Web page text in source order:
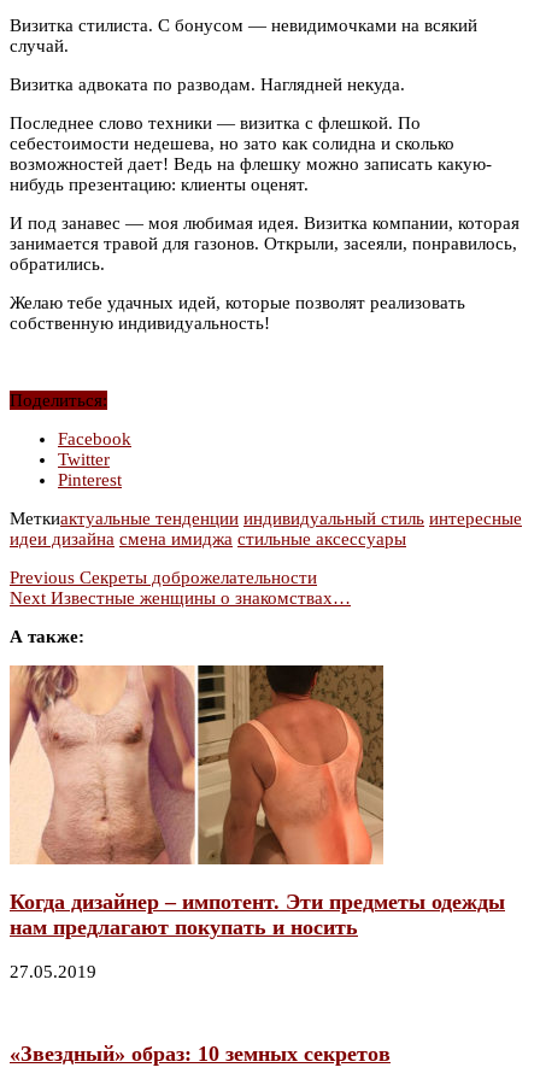
Визитка стилиста. С бонусом — невидимочками на всякий
случай.
Визитка адвоката по разводам. Наглядней некуда.
Последнее слово техники — визитка с флешкой. По
себестоимости недешева, но зато как солидна и сколько
возможностей дает! Ведь на флешку можно записать какую-
нибудь презентацию: клиенты оценят.
И под занавес — моя любимая идея. Визитка компании, которая
занимается травой для газонов. Открыли, засеяли, понравилось,
обратились.
Желаю тебе удачных идей, которые позволят реализовать
собственную индивидуальность!
Поделиться:
Facebook
Twitter
Pinterest
Меткиактуальные тенденции индивидуальный стиль интересные
идеи дизайна смена имиджа стильные аксессуары
Previous Секреты доброжелательности
Next Известные женщины о знакомствах…
А также:
Когда дизайнер – импотент. Эти предметы одежды
нам предлагают покупать и носить
27.05.2019
«Звездный» образ: 10 земных секретов